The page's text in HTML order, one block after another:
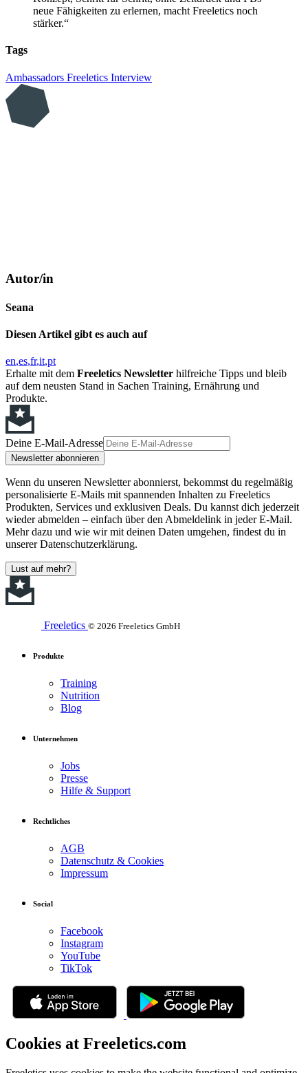
neue Fähigkeiten zu erlernen, macht Freeletics noch
stärker.“
Tags
Ambassadors Freeletics Interview
Autor/in
Seana
Diesen Artikel gibt es auch auf
en es fr it pt
Erhalte mit dem Freeletics Newsletter hilfreiche Tipps und bleib
auf dem neusten Stand in Sachen Training, Ernährung und
Produkte.
Deine E-Mail-Adresse
Newsletter abonnieren
Wenn du unseren Newsletter abonnierst, bekommst du regelmäßig
personalisierte E-Mails mit spannenden Inhalten zu Freeletics
Produkten, Services und exklusiven Deals. Du kannst dich jederzeit
wieder abmelden – einfach über den Abmeldelink in jeder E-Mail.
Mehr dazu und wie wir mit deinen Daten umgehen, findest du in
unserer Datenschutzerklärung.
Lust auf mehr?
Freeletics © 2026 Freeletics GmbH
Produkte
Training
Nutrition
Blog
Unternehmen
Jobs
Presse
Hilfe & Support
Rechtliches
AGB
Datenschutz & Cookies
Impressum
Social
Facebook
Instagram
YouTube
TikTok
Cookies at Freeletics.com